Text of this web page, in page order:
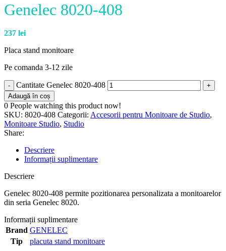
Genelec 8020-408
237 lei
Placa stand monitoare
Pe comanda 3-12 zile
Cantitate Genelec 8020-408
Adaugă în coș
0 People watching this product now!
SKU: 8020-408 Categorii: Accesorii pentru Monitoare de Studio,
Monitoare Studio, Studio
Share:
Descriere
Informații suplimentare
Descriere
Genelec 8020-408 permite pozitionarea personalizata a monitoarelor
din seria Genelec 8020.
Informații suplimentare
Brand GENELEC
Tip
placuta stand monitoare